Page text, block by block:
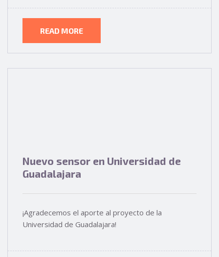
READ MORE
Nuevo sensor en Universidad de
Guadalajara
¡Agradecemos el aporte al proyecto de la
Universidad de Guadalajara!